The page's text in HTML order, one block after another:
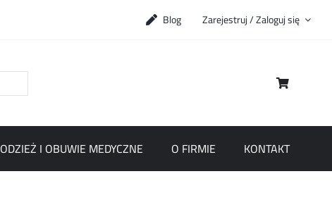
Blog Zarejestruj / Zaloguj się
ODZIEŻ I OBUWIE MEDYCZNE O FIRMIE KONTAKT